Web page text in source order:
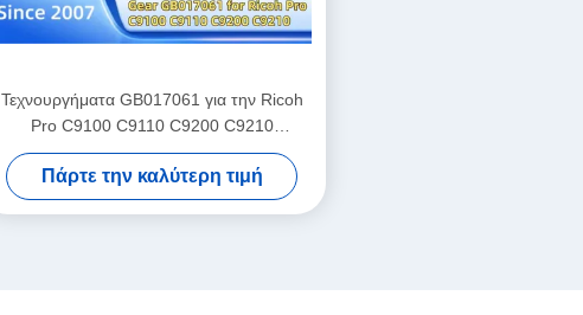
Τεχνουργήματα GB017061 για την Ricoh
Pro C9100 C9110 C9200 C9210
Αντιπροσωπεία Προμήθειες έγχρωμων
εκτυπωτών λέιζερ
Πάρτε την καλύτερη τιμή